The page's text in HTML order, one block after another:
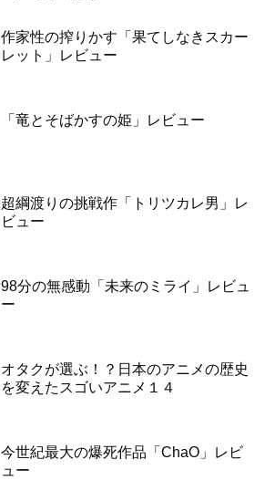
作家性の搾りかす「果てしなきスカー
レット」レビュー
「竜とそばかすの姫」レビュー
超綱渡りの挑戦作「トリツカレ男」レ
ビュー
98分の無感動「未来のミライ」レビュ
ー
オタクが選ぶ！？日本のアニメの歴史
を変えたスゴいアニメ１４
今世紀最大の爆死作品「ChaO」レビ
ュー